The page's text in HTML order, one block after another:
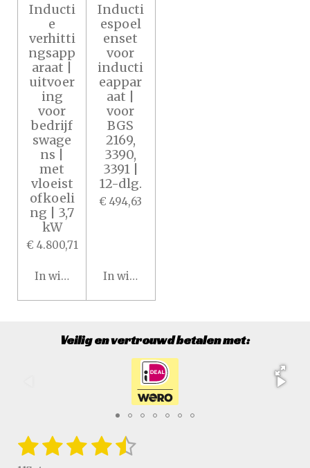
Inducti
e
verhitti
ngsapp
araat |
uitvoer
ing
voor
bedrijf
swage
ns |
met
vloeist
ofkoeli
ng | 3,7
kW
€ 4.800,71
In winkelwagen
Inducti
espoel
enset
voor
inducti
eappar
aat |
voor
BGS
2169,
3390,
3391 |
12-dlg.
€ 494,63
In winkelwagen
Veilig en vertrouwd betalen met:
R
a
1 2 3 4 5
S